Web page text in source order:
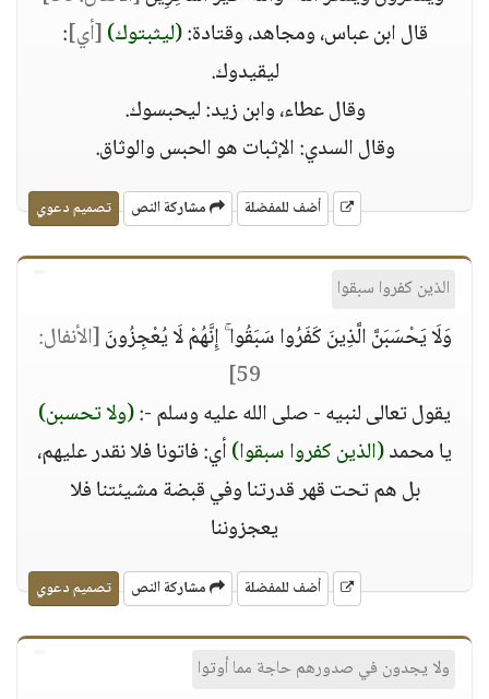
قال ابن عباس، ومجاهد، وقتادة:(ليثبتوك)[أي]:
ليقيدوك.
وقال عطاء، وابن زيد: ليحبسوك.
وقال السدي: الإثبات هو الحبس والوثاق.
أضف للمفضلة مشاركة النص تصميم دعوي
الذين كفروا سبقوا
وَلَا يَحْسَبَنَّ الَّذِينَ كَفَرُوا سَبَقُوا ۚ إِنَّهُمْ لَا يُعْجِزُونَ[الأنفال:
59]
يقول تعالى لنبيه - صلى الله عليه وسلم -:(ولا تحسبن)
يا محمد(الذين كفروا سبقوا)أي: فاتونا فلا نقدر عليهم،
بل هم تحت قهر قدرتنا وفي قبضة مشيئتنا فلا
يعجزوننا
أضف للمفضلة مشاركة النص تصميم دعوي
ولا يجدون في صدورهم حاجة مما أوتوا